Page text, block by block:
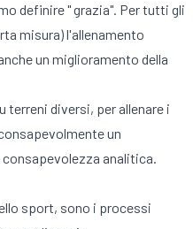
definire " grazia". Per tutti gli
misura) l'allenamento
un miglioramento della
terreni diversi, per allenare i
un
analitica.
sport, sono i processi